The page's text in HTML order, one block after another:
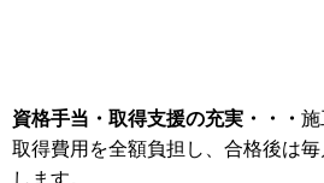
資格手当・取得支援の充実・・・
取得費用を全額負担し、合格後は
します。